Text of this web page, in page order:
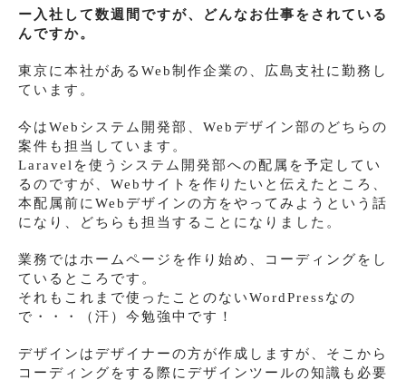
ー入社して数週間ですが、どんなお仕事をされている
んですか。
東京に本社があるWeb制作企業の、広島支社に勤務し
ています。
今はWebシステム開発部、Webデザイン部のどちらの
案件も担当しています。
Laravelを使うシステム開発部への配属を予定してい
るのですが、Webサイトを作りたいと伝えたところ、
本配属前にWebデザインの方をやってみようという話
になり、どちらも担当することになりました。
業務ではホームページを作り始め、コーディングをし
ているところです。
それもこれまで使ったことのないWordPressなの
で・・・（汗）今勉強中です！
デザインはデザイナーの方が作成しますが、そこから
コーディングをする際にデザインツールの知識も必要